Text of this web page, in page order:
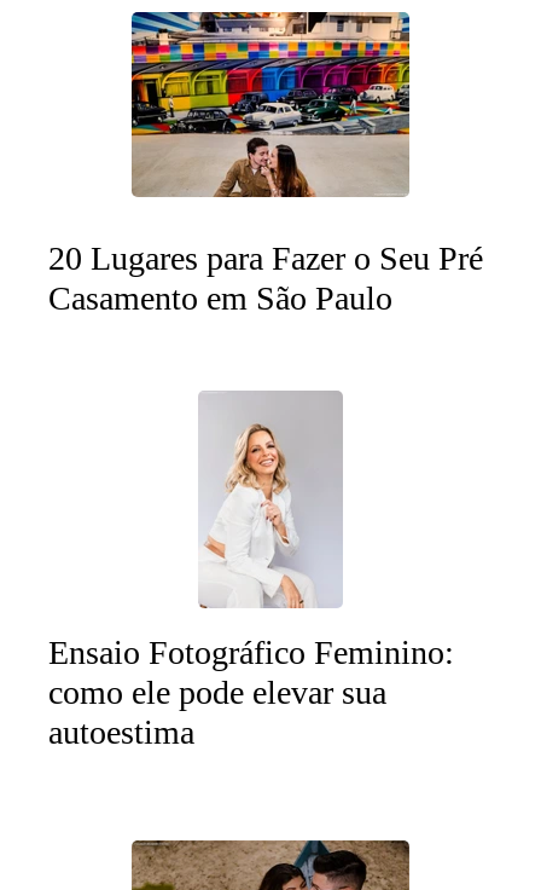
20 Lugares para Fazer o Seu Pré
Casamento em São Paulo
Ensaio Fotográfico Feminino:
como ele pode elevar sua
autoestima